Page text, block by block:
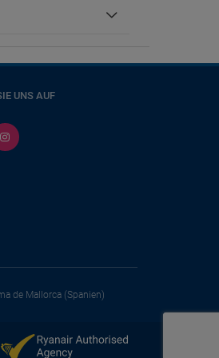
UNS AUF
de Mallorca (Spanien)